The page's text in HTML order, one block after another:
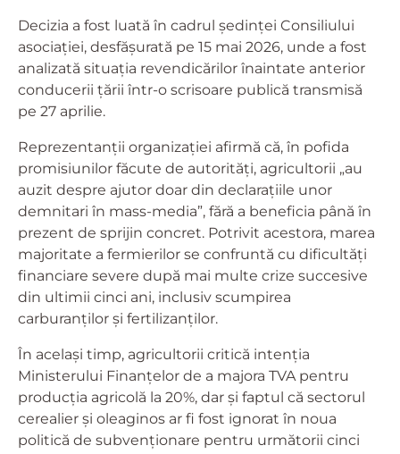
Decizia a fost luată în cadrul ședinței Consiliului
asociației, desfășurată pe 15 mai 2026, unde a fost
analizată situația revendicărilor înaintate anterior
conducerii țării într-o scrisoare publică transmisă
pe 27 aprilie.
Reprezentanții organizației afirmă că, în pofida
promisiunilor făcute de autorități, agricultorii „au
auzit despre ajutor doar din declarațiile unor
demnitari în mass-media”, fără a beneficia până în
prezent de sprijin concret. Potrivit acestora, marea
majoritate a fermierilor se confruntă cu dificultăți
financiare severe după mai multe crize succesive
din ultimii cinci ani, inclusiv scumpirea
carburanților și fertilizanților.
În același timp, agricultorii critică intenția
Ministerului Finanțelor de a majora TVA pentru
producția agricolă la 20%, dar și faptul că sectorul
cerealier și oleaginos ar fi fost ignorat în noua
politică de subvenționare pentru următorii cinci